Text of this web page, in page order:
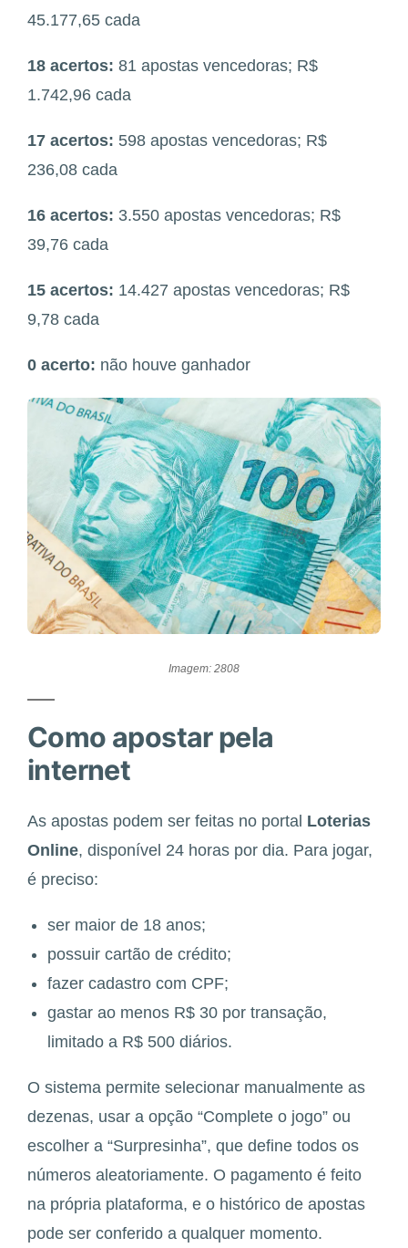
45.177,65 cada
18 acertos: 81 apostas vencedoras; R$
1.742,96 cada
17 acertos: 598 apostas vencedoras; R$
236,08 cada
16 acertos: 3.550 apostas vencedoras; R$
39,76 cada
15 acertos: 14.427 apostas vencedoras; R$
9,78 cada
0 acerto: não houve ganhador
Imagem: 2808
Como apostar pela
internet
As apostas podem ser feitas no portal Loterias
Online, disponível 24 horas por dia. Para jogar,
é preciso:
ser maior de 18 anos;
possuir cartão de crédito;
fazer cadastro com CPF;
gastar ao menos R$ 30 por transação,
limitado a R$ 500 diários.
O sistema permite selecionar manualmente as
dezenas, usar a opção “Complete o jogo” ou
escolher a “Surpresinha”, que define todos os
números aleatoriamente. O pagamento é feito
na própria plataforma, e o histórico de apostas
pode ser conferido a qualquer momento.